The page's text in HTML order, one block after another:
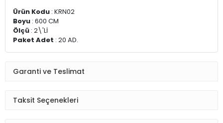
Ürün Kodu : KRN02
Boyu : 600 CM
Ölçü : 2\'Lİ
Paket Adet : 20 AD.
Garanti ve Teslimat
Taksit Seçenekleri